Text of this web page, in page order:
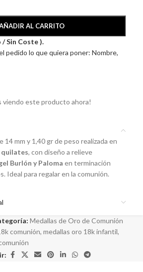
AL CARRITO
Sin Coste ).
pedido lo que quiera poner: Nombre,
viendo este producto ahora!
14 mm y 1,40 gr de peso realizada en
quilates, con diseño a relieve
Burlón y Paloma en terminación
Ideal para regalar en la comunión.
Medallas de Oro de Comunión
comunión, medallas oro 18k infantil,